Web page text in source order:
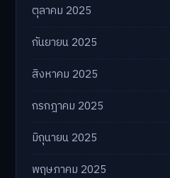
ตุลาคม 2025
กันยายน 2025
สิงหาคม 2025
กรกฎาคม 2025
มิถุนายน 2025
พฤษภาคม 2025